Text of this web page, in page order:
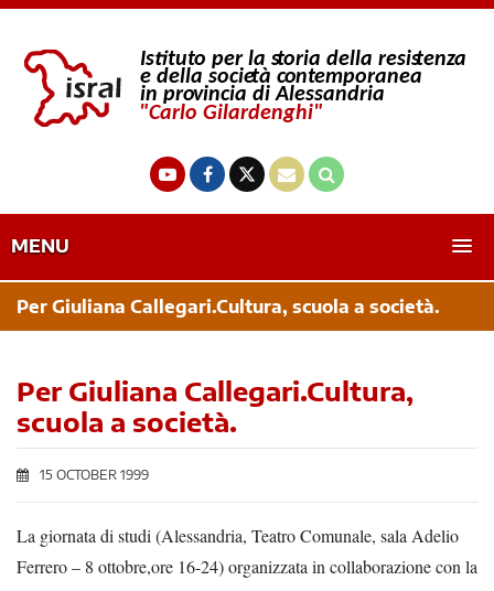
MENU
Per Giuliana Callegari.Cultura, scuola a società.
Per Giuliana Callegari.Cultura,
scuola a società.
15 OCTOBER 1999
La giornata di studi (Alessandria, Teatro Comunale, sala Adelio
Ferrero – 8 ottobre,ore 16-24) organizzata in collaborazione con la